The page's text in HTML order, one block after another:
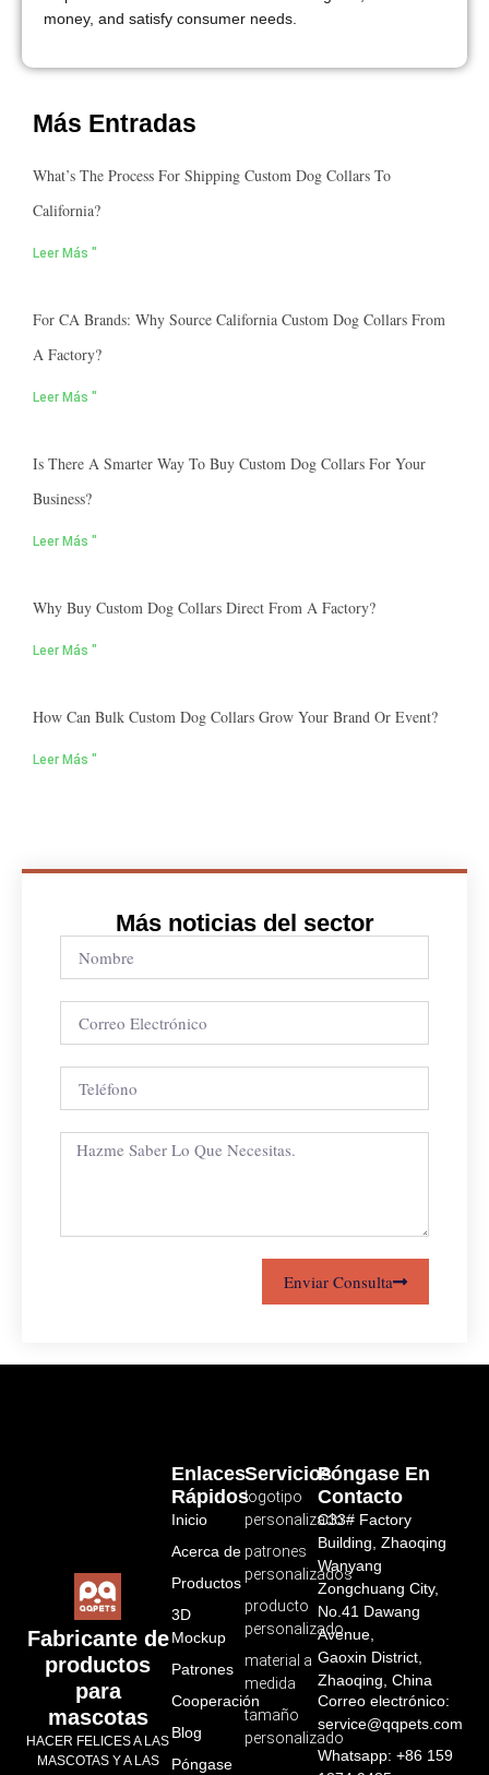
money, and satisfy consumer needs.
Más Entradas
What’s The Process For Shipping Custom Dog Collars To
California?
Leer Más "
For CA Brands: Why Source California Custom Dog Collars From
A Factory?
Leer Más "
Is There A Smarter Way To Buy Custom Dog Collars For Your
Business?
Leer Más "
Why Buy Custom Dog Collars Direct From A Factory?
Leer Más "
How Can Bulk Custom Dog Collars Grow Your Brand Or Event?
Leer Más "
Más noticias del sector
Enviar Consulta
Fabricante de
productos
para
mascotas
HACER FELICES A LAS
MASCOTAS Y A LAS
Servicios
logotipo
personalizado
patrones
personalizados
producto
personalizado
material a
medida
tamaño
personalizado
Enlaces
Rápidos
Inicio
Acerca de
Productos
3D
Mockup
Patrones
Cooperación
Blog
Póngase
Póngase En
Contacto
C33# Factory
Building, Zhaoqing
Wanyang
Zongchuang City,
No.41 Dawang
Avenue,
Gaoxin District,
Zhaoqing, China
Correo electrónico:
service@qqpets.com
Whatsapp: +86 159